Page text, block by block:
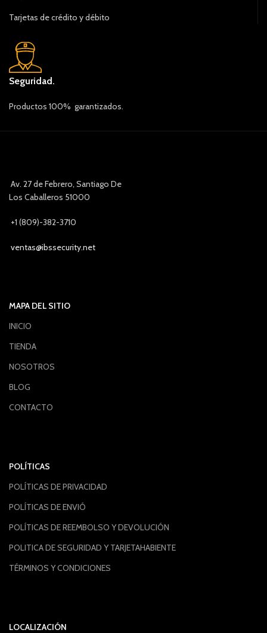
Tarjetas de crédito y débito
Seguridad.
Productos 100% garantizados.
Av. 27 de Febrero, Santiago De
Los Caballeros 51000
+1 (809)-382-3710
ventas@ibssecurity.net
MAPA DEL SITIO
INICIO
TIENDA
NOSOTROS
BLOG
CONTACTO
POLÍTICAS
POLÍTICAS DE PRIVACIDAD
POLÍTICAS DE ENVIÓ
POLÍTICAS DE REEMBOLSO Y DEVOLUCIÓN
POLITICA DE SEGURIDAD Y TARJETAHABIENTE
TÉRMINOS Y CONDICIONES
LOCALIZACIÓN